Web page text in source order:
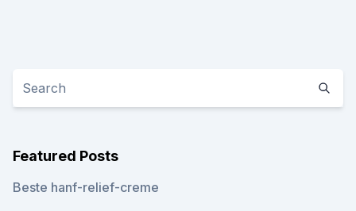
Featured Posts
Beste hanf-relief-creme